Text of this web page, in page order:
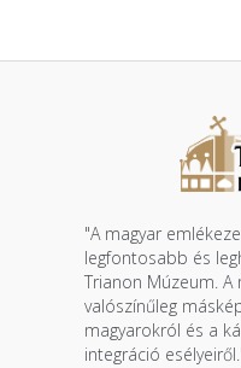
"A magyar
legfontosabb és
Trianon Múzeum.
valószínűleg
magyarokról és a
integráció